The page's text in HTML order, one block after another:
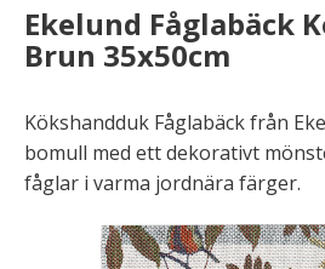
Ekelund Fåglabäck
Brun 35x50cm
Kökshandduk Fåglabäck från
bomull med ett dekorativt
fåglar i varma jordnära färger.